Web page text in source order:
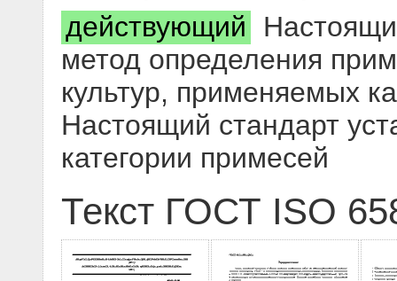
действующий
метод определения
культур, применяемых
Настоящий стандарт
категории примесей
Текст ГОСТ ISO